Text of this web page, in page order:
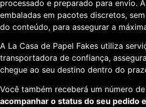
processado e preparado para envio.
embaladas em pacotes discretos,
do conteúdo, para assegurar a
A La Casa de Papel Fakes utiliza
transportadora de confiança,
chegue ao seu destino dentro do
Você também receberá um número
acompanhar o status do seu pedido